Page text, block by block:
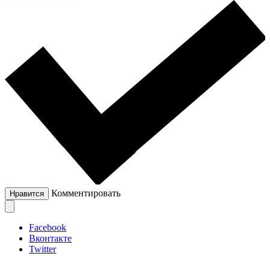
Нравится Комментировать
Facebook
Вконтакте
Twitter